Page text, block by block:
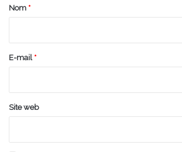
a
e
Nom *
E-mail *
Site web